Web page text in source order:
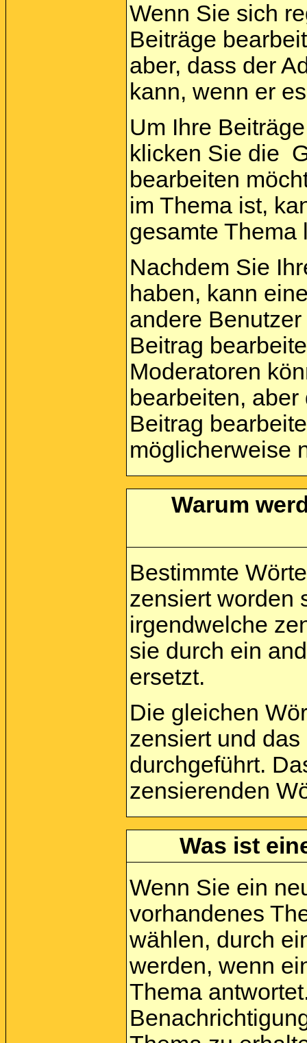
Wenn Sie sich
Beiträge
aber, dass der
kann, wenn er
Um Ihre
klicken Sie die
bearbeiten
im Thema ist,
gesamte Thema
Nachdem Sie
haben, kann
andere
Beitrag
Moderatoren
bearbeiten,
Beitrag
möglicherweise
Warum
Bestimmte
zensiert worden
irgendwelche
sie durch ein
ersetzt.
Die gleichen
zensiert und
durchgeführt.
zensierenden
Was ist
Wenn Sie ein
vorhandenes
wählen, durch
werden, wenn
Thema